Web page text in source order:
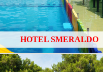
HOTEL SMERALDO